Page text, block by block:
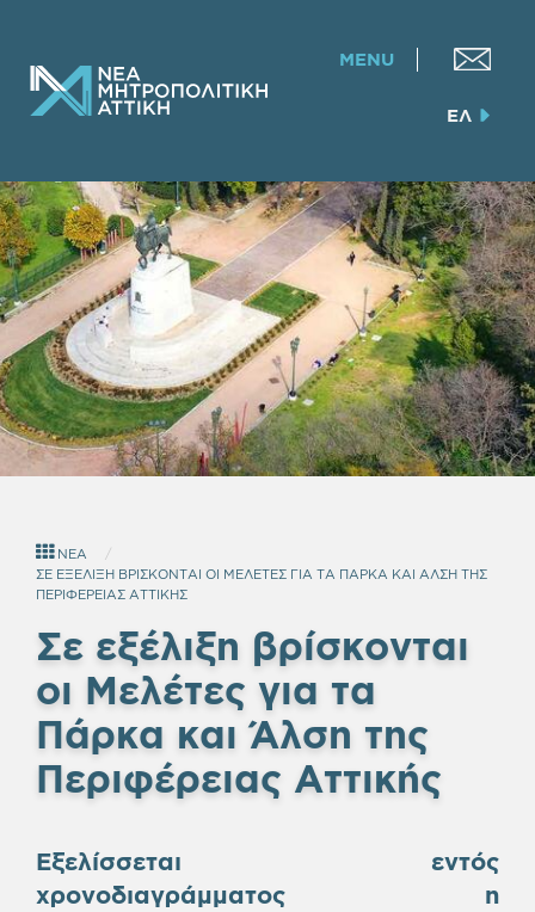
MENU
ΕΛ
ΝΕΑ
ΣΕ ΕΞΕΛΙΞΗ ΒΡΙΣΚΟΝΤΑΙ ΟΙ ΜΕΛΕΤΕΣ ΓΙΑ ΤΑ ΠΑΡΚΑ ΚΑΙ ΑΛΣΗ ΤΗΣ
ΠΕΡΙΦΕΡΕΙΑΣ ΑΤΤΙΚΗΣ
Σε εξέλιξη βρίσκονται
οι Μελέτες για τα
Πάρκα και Άλση της
Περιφέρειας Αττικής
Εξελίσσεται εντός
χρονοδιαγράμματος η